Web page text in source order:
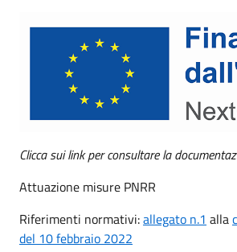
Clicca sui link per consultare la
Attuazione misure PNRR
Riferimenti normativi:allegato n.1 alla
del 10 febbraio 2022